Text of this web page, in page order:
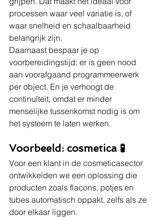
processen waar veel variatie is, of
waar snelheid en schaalbaarheid
belangrijk zijn.
Daarnaast bespaar je op
voorbereidingstijd: er is geen nood
aan voorafgaand programmeerwerk
per object. En je verhoogt de
continuïteit, omdat er minder
menselijke tussenkomst nodig is om
het systeem te laten werken.
Voorbeeld: cosmetica 🧪
Voor een klant in de cosmeticasector
ontwikkelden we een oplossing die
producten zoals flacons, potjes en
tubes automatisch oppakt, zelfs als ze
door elkaar liggen.